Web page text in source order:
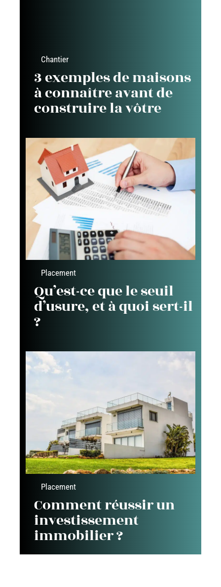
Chantier
3 exemples de maisons
à connaître avant de
construire la vôtre
Placement
Qu’est-ce que le seuil
d’usure, et à quoi sert-il
?
Placement
Comment réussir un
investissement
immobilier ?